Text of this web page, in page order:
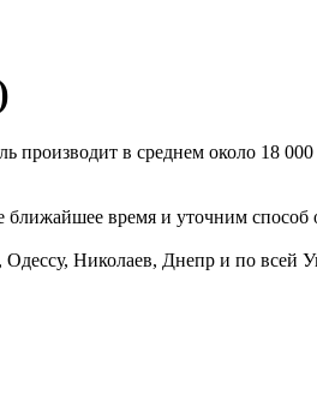
в среднем около 18
время и уточним способ
Николаев, Днепр и по всей